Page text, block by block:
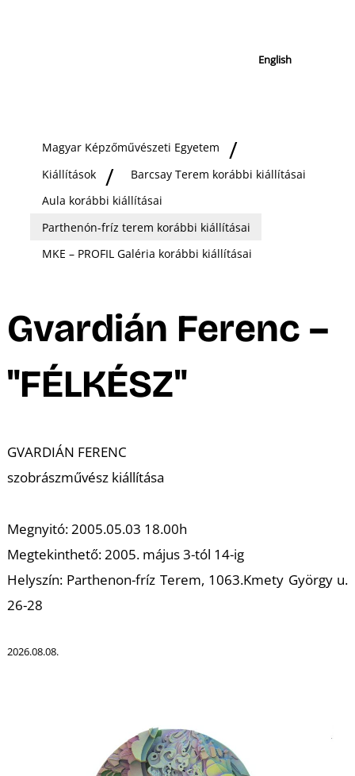
English
Magyar Képzőművészeti Egyetem
Kiállítások
Barcsay Terem korábbi kiállításai
Aula korábbi kiállításai
Parthenón-fríz terem korábbi kiállításai
MKE – PROFIL Galéria korábbi kiállításai
Gvardián Ferenc –
"FÉLKÉSZ"
GVARDIÁN FERENC
szobrászművész kiállítása
Megnyitó:2005.05.03 18.00h
Megtekinthető:2005. május 3-tól 14-ig
Helyszín:Parthenon-fríz Terem, 1063.Kmety György u.
26-28
2026.08.08.